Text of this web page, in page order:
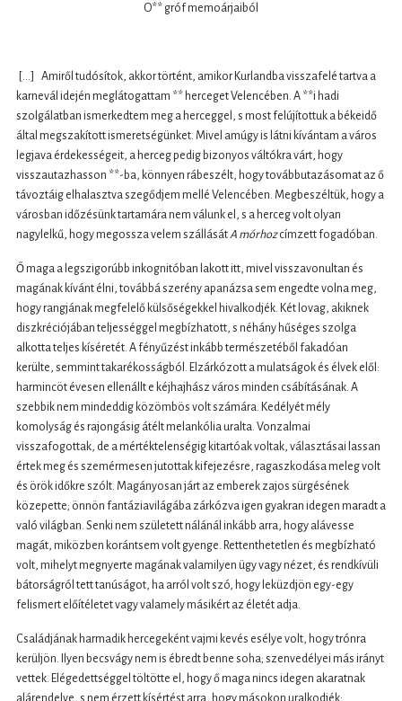
O** gróf memoárjaiból
[…] Amiről tudósítok, akkor történt, amikor Kurlandba visszafelé tartva a
karnevál idején meglátogattam ** herceget Velencében. A **i hadi
szolgálatban ismerkedtem meg a herceggel, s most felújítottuk a békeidő
által megszakított ismeretségünket. Mivel amúgy is látni kívántam a város
legjava érdekességeit, a herceg pedig bizonyos váltókra várt, hogy
visszautazhasson **-ba, könnyen rábeszélt, hogy továbbutazásomat az ő
távoztáig elhalasztva szegődjem mellé Velencében. Megbeszéltük, hogy a
városban időzésünk tartamára nem válunk el, s a herceg volt olyan
nagylelkű, hogy megossza velem szállásátA mórhozcímzett fogadóban.
Ő maga a legszigorúbb inkognitóban lakott itt, mivel visszavonultan és
magának kívánt élni, továbbá szerény apanázsa sem engedte volna meg,
hogy rangjának megfelelő külsőségekkel hivalkodjék. Két lovag, akiknek
diszkréciójában teljességgel megbízhatott, s néhány hűséges szolga
alkotta teljes kíséretét. A fényűzést inkább természetéből fakadóan
kerülte, semmint takarékosságból. Elzárkózott a mulatságok és élvek elől:
harmincöt évesen ellenállt e kéjhajhász város minden csábításának. A
szebbik nem mindeddig közömbös volt számára. Kedélyét mély
komolyság és rajongásig átélt melankólia uralta. Vonzalmai
visszafogottak, de a mértéktelenségig kitartóak voltak, választásai lassan
értek meg és szemérmesen jutottak kifejezésre, ragaszkodása meleg volt
és örök időkre szólt. Magányosan járt az emberek zajos sürgésének
közepette; önnön fantáziavilágába zárkózva igen gyakran idegen maradt a
való világban. Senki nem született nálánál inkább arra, hogy alávesse
magát, miközben korántsem volt gyenge. Rettenthetetlen és megbízható
volt, mihelyt megnyerte magának valamilyen ügy vagy nézet, és rendkívüli
bátorságról tett tanúságot, ha arról volt szó, hogy leküzdjön egy-egy
felismert előítéletet vagy valamely másikért az életét adja.
Családjának harmadik hercegeként vajmi kevés esélye volt, hogy trónra
kerüljön. Ilyen becsvágy nem is ébredt benne soha; szenvedélyei más irányt
vettek. Elégedettséggel töltötte el, hogy ő maga nincs idegen akaratnak
alárendelve, s nem érzett kísértést arra, hogy másokon uralkodjék: